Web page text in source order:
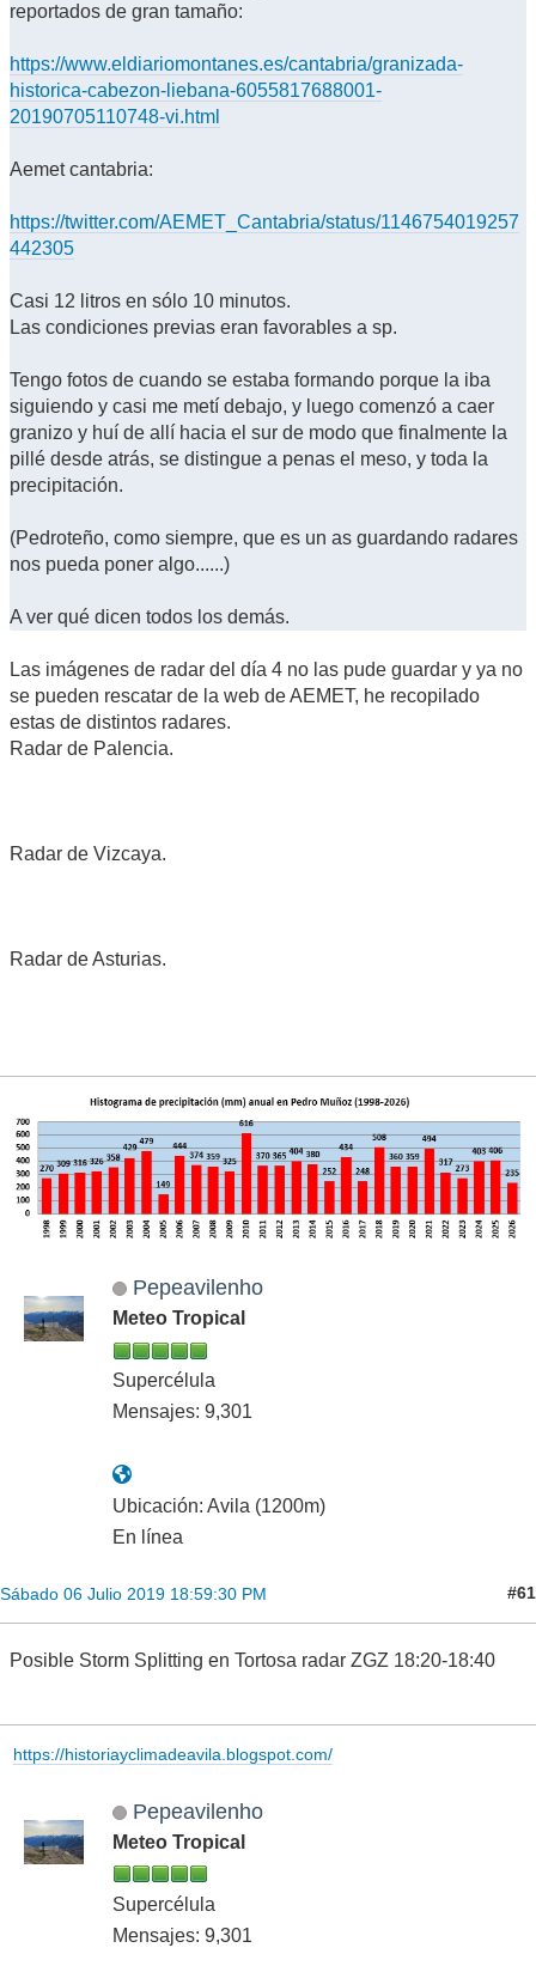
reportados de gran tamaño:
https://www.eldiariomontanes.es/cantabria/granizada-
historica-cabezon-liebana-6055817688001-
20190705110748-vi.html
Aemet cantabria:
https://twitter.com/AEMET_Cantabria/status/1146754019257
442305
Casi 12 litros en sólo 10 minutos.
Las condiciones previas eran favorables a sp.
Tengo fotos de cuando se estaba formando porque la iba
siguiendo y casi me metí debajo, y luego comenzó a caer
granizo y huí de allí hacia el sur de modo que finalmente la
pillé desde atrás, se distingue a penas el meso, y toda la
precipitación.
(Pedroteño, como siempre, que es un as guardando radares
nos pueda poner algo......)
A ver qué dicen todos los demás.
Las imágenes de radar del día 4 no las pude guardar y ya no
se pueden rescatar de la web de AEMET, he recopilado
estas de distintos radares.
Radar de Palencia.
Radar de Vizcaya.
Radar de Asturias.
Pepeavilenho
Meteo Tropical
Supercélula
Mensajes: 9,301
Ubicación: Avila (1200m)
En línea
Sábado 06 Julio 2019 18:59:30 PM #61
Posible Storm Splitting en Tortosa radar ZGZ 18:20-18:40
https://historiayclimadeavila.blogspot.com/
Pepeavilenho
Meteo Tropical
Supercélula
Mensajes: 9,301